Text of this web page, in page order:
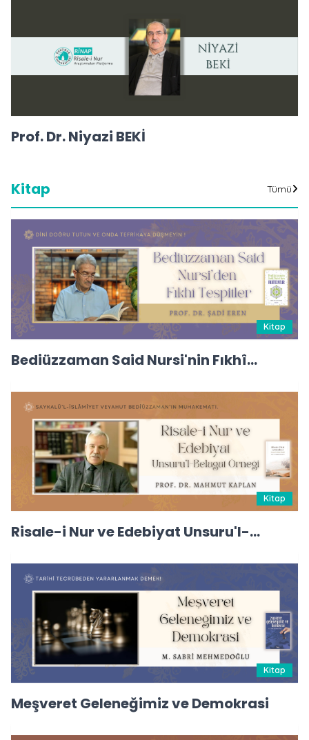
Prof. Dr. Niyazi BEKİ
Kitap Tümü
Kitap
Bediüzzaman Said Nursi'nin Fıkhî
Kitap
Risale-i Nur ve Edebiyat Unsuru'l-
Kitap
Meşveret Geleneğimiz ve Demokrasi